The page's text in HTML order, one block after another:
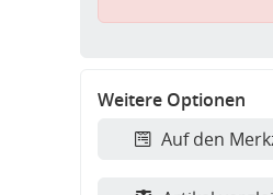
Weitere Optionen
Auf den